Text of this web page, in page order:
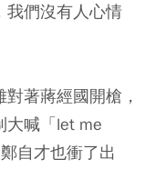
我們沒有人心情
著蔣經國開槍，
大喊「let me
自才也衝了出